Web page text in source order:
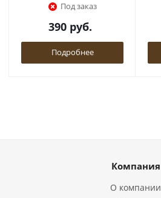
Под заказ
390 руб.
Подробнее
Компания
О компании